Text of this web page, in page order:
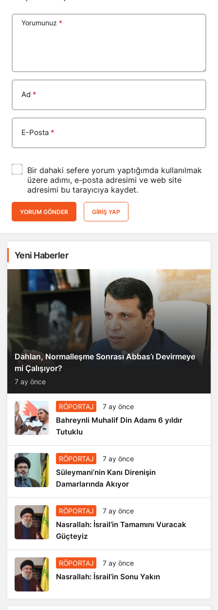
Yorumunuz *
Ad *
E-Posta *
Bir dahaki sefere yorum yaptığımda kullanılmak
üzere adımı, e-posta adresimi ve web site
adresimi bu tarayıcıya kaydet.
YORUM GÖNDER GIRIŞ YAP
Yeni Haberler
Dahlan, Normalleşme Sonrası Abbas’ı Devirmeye
mi Çalışıyor?
7 ay önce
RÖPORTAJ 7 ay önce
Bahreynli Muhalif Din Adamı 6 yıldır
Tutuklu
RÖPORTAJ 7 ay önce
Süleymani’nin Kanı Direnişin
Damarlarında Akıyor
RÖPORTAJ 7 ay önce
Nasrallah: İsrail’in Tamamını Vuracak
Güçteyiz
RÖPORTAJ 7 ay önce
Nasrallah: İsrail’in Sonu Yakın